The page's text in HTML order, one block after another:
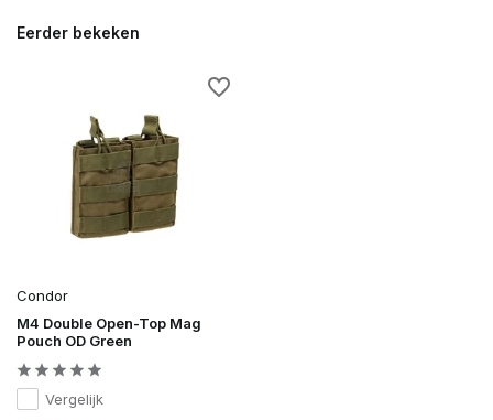
Eerder bekeken
Condor
M4 Double Open-Top Mag
Pouch OD Green
Vergelijk